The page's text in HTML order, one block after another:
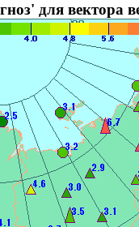
для вектора